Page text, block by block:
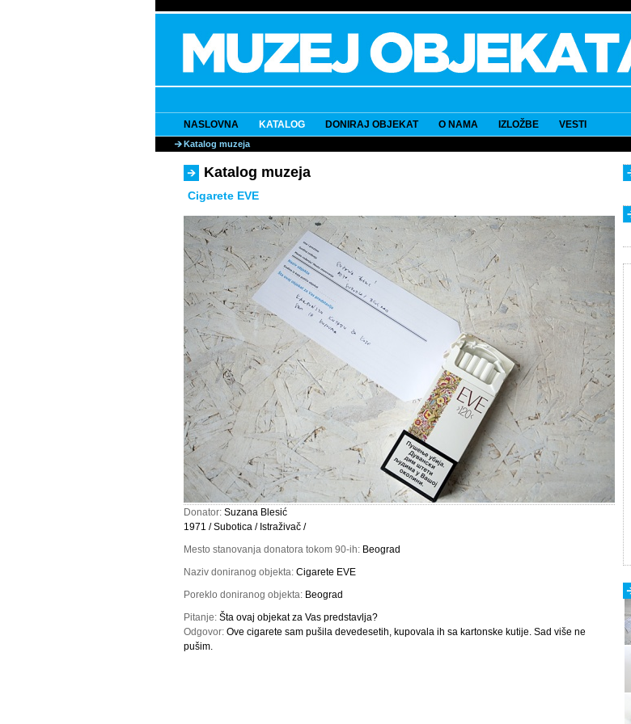
NASLOVNA KATALOG DONIRAJ OBJEKAT O NAMA IZLOŽBE VESTI
Katalog muzeja
Katalog muzeja
Cigarete EVE
Donator: Suzana Blesić
1971 / Subotica / Istraživač /
Mesto stanovanja donatora tokom 90-ih: Beograd
Naziv doniranog objekta: Cigarete EVE
Poreklo doniranog objekta: Beograd
Pitanje: Šta ovaj objekat za Vas predstavlja?
Odgovor: Ove cigarete sam pušila devedesetih, kupovala ih sa kartonske kutije. Sad više ne
pušim.